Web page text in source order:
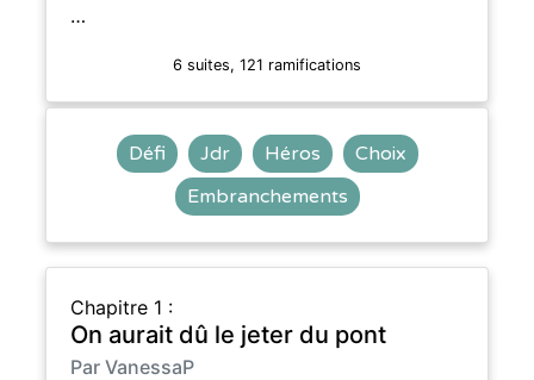
…
6 suites, 121 ramifications
Défi Jdr Héros
Choix
Embranchements
Chapitre 1 :
On aurait dû le jeter du pont
Par VanessaP